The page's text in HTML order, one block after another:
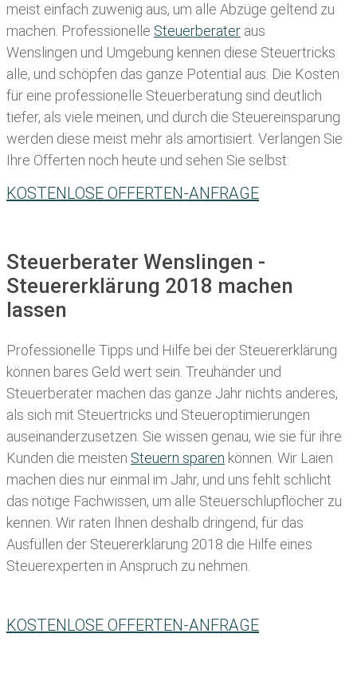
meist einfach zuwenig aus, um alle Abzüge geltend zu
machen. Professionelle Steuerberater aus
Wenslingen und Umgebung kennen diese Steuertricks
alle, und schöpfen das ganze Potential aus. Die Kosten
für eine professionelle Steuerberatung sind deutlich
tiefer, als viele meinen, und durch die Steuereinsparung
werden diese meist mehr als amortisiert. Verlangen Sie
Ihre Offerten noch heute und sehen Sie selbst:
KOSTENLOSE OFFERTEN-ANFRAGE
Steuerberater Wenslingen -
Steuererklärung 2018 machen
lassen
Professionelle Tipps und Hilfe bei der Steuererklärung
können bares Geld wert sein. Treuhänder und
Steuerberater machen das ganze Jahr nichts anderes,
als sich mit Steuertricks und Steueroptimierungen
auseinanderzusetzen. Sie wissen genau, wie sie für ihre
Kunden die meisten Steuern sparen können. Wir Laien
machen dies nur einmal im Jahr, und uns fehlt schlicht
das nötige Fachwissen, um alle Steuerschlupflöcher zu
kennen. Wir raten Ihnen deshalb dringend, für das
Ausfüllen der Steuererklärung 2018 die Hilfe eines
Steuerexperten in Anspruch zu nehmen.
KOSTENLOSE OFFERTEN-ANFRAGE